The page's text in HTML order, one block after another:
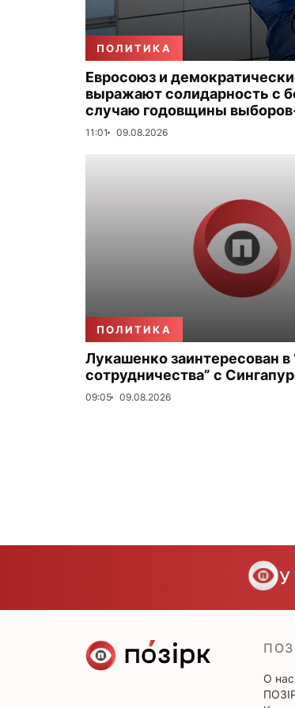
ПОЛИТИКА
Евросоюз и
выражают солидарность с
случаю годовщины
11:01 09.08.2026
ПОЛИТИКА
Лукашенко заинтересован в
сотрудничества” с
09:05 09.08.2026
У
О нас